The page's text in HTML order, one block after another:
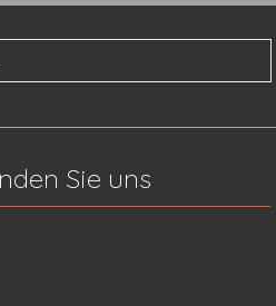
Sie uns